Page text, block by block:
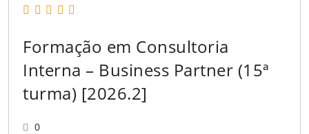
Formação em Consultoria
Interna – Business Partner (15ª
turma) [2026.2]
0